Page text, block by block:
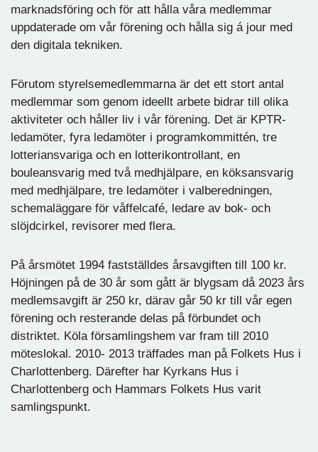
marknadsföring och för att hålla våra medlemmar
uppdaterade om vår förening och hålla sig á jour med
den digitala tekniken.
Förutom styrelsemedlemmarna är det ett stort antal
medlemmar som genom ideellt arbete bidrar till olika
aktiviteter och håller liv i vår förening. Det är KPTR-
ledamöter, fyra ledamöter i programkommittén, tre
lotteriansvariga och en lotterikontrollant, en
bouleansvarig med två medhjälpare, en köksansvarig
med medhjälpare, tre ledamöter i valberedningen,
schemaläggare för våffelcafé, ledare av bok- och
slöjdcirkel, revisorer med flera.
På årsmötet 1994 fastställdes årsavgiften till 100 kr.
Höjningen på de 30 år som gått är blygsam då 2023 års
medlemsavgift är 250 kr, därav går 50 kr till vår egen
förening och resterande delas på förbundet och
distriktet. Köla församlingshem var fram till 2010
möteslokal. 2010- 2013 träffades man på Folkets Hus i
Charlottenberg. Därefter har Kyrkans Hus i
Charlottenberg och Hammars Folkets Hus varit
samlingspunkt.